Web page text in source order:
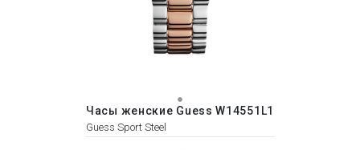
Часы женские Guess W14551L1
Guess Sport Steel